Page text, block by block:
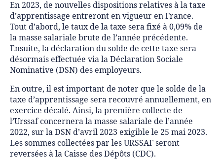
En 2023, de nouvelles dispositions relatives à la taxe
d’apprentissage entreront en vigueur en France.
Tout d’abord, le taux de la taxe sera fixé à 0,09% de
la masse salariale brute de l’année précédente.
Ensuite, la déclaration du solde de cette taxe sera
désormais effectuée via la Déclaration Sociale
Nominative (DSN) des employeurs.
En outre, il est important de noter que le solde de la
taxe d’apprentissage sera recouvré annuellement, en
exercice décalé. Ainsi, la première collecte de
l’Urssaf concernera la masse salariale de l’année
2022, sur la DSN d’avril 2023 exigible le 25 mai 2023.
Les sommes collectées par les URSSAF seront
reversées à la Caisse des Dépôts (CDC).